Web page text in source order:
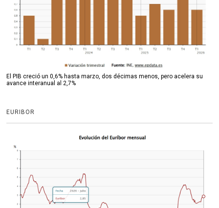
El PIB creció un 0,6% hasta marzo, dos décimas menos, pero acelera su
avance interanual al 2,7%
EURIBOR